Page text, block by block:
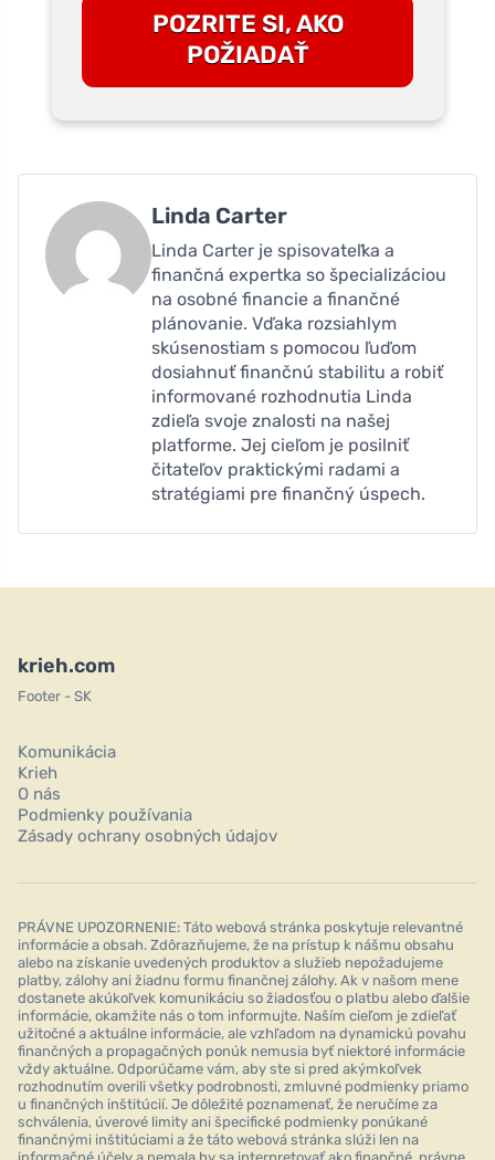
POZRITE SI, AKO
POŽIADAŤ
Linda Carter
Linda Carter je spisovateľka a
finančná expertka so špecializáciou
na osobné financie a finančné
plánovanie. Vďaka rozsiahlym
skúsenostiam s pomocou ľuďom
dosiahnuť finančnú stabilitu a robiť
informované rozhodnutia Linda
zdieľa svoje znalosti na našej
platforme. Jej cieľom je posilniť
čitateľov praktickými radami a
stratégiami pre finančný úspech.
krieh.com
Footer - SK
Komunikácia
Krieh
O nás
Podmienky používania
Zásady ochrany osobných údajov
PRÁVNE UPOZORNENIE: Táto webová stránka poskytuje relevantné
informácie a obsah. Zdôrazňujeme, že na prístup k nášmu obsahu
alebo na získanie uvedených produktov a služieb nepožadujeme
platby, zálohy ani žiadnu formu finančnej zálohy. Ak v našom mene
dostanete akúkoľvek komunikáciu so žiadosťou o platbu alebo ďalšie
informácie, okamžite nás o tom informujte. Naším cieľom je zdieľať
užitočné a aktuálne informácie, ale vzhľadom na dynamickú povahu
finančných a propagačných ponúk nemusia byť niektoré informácie
vždy aktuálne. Odporúčame vám, aby ste si pred akýmkoľvek
rozhodnutím overili všetky podrobnosti, zmluvné podmienky priamo
u finančných inštitúcií. Je dôležité poznamenať, že neručíme za
schválenia, úverové limity ani špecifické podmienky ponúkané
finančnými inštitúciami a že táto webová stránka slúži len na